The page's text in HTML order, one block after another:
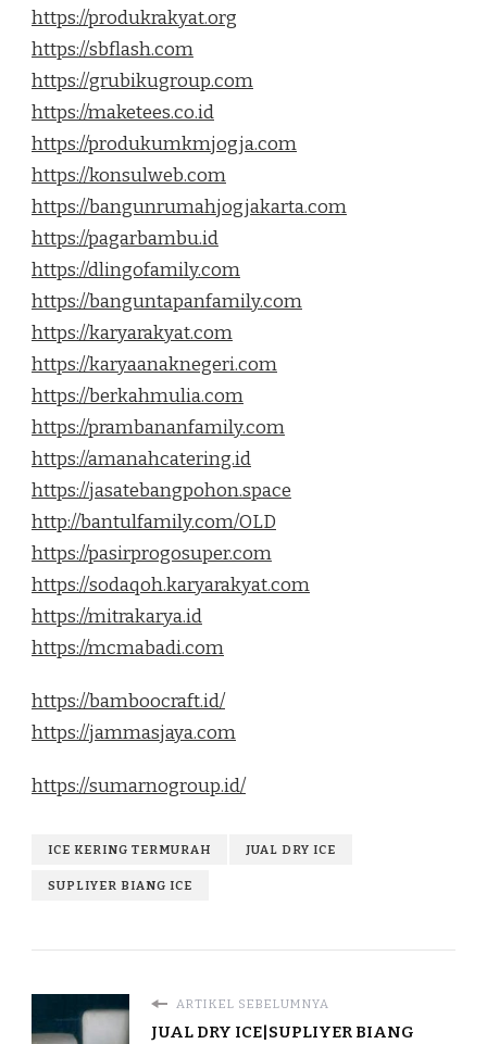
https://produkrakyat.org
https://sbflash.com
https://grubikugroup.com
https://maketees.co.id
https://produkumkmjogja.com
https://konsulweb.com
https://bangunrumahjogjakarta.com
https://pagarbambu.id
https://dlingofamily.com
https://banguntapanfamily.com
https://karyarakyat.com
https://karyaanaknegeri.com
https://berkahmulia.com
https://prambananfamily.com
https://amanahcatering.id
https://jasatebangpohon.space
http://bantulfamily.com/OLD
https://pasirprogosuper.com
https://sodaqoh.karyarakyat.com
https://mitrakarya.id
https://mcmabadi.com
https://bamboocraft.id/
https://jammasjaya.com
https://sumarnogroup.id/
ICE KERING TERMURAH JUAL DRY ICE
SUPLIYER BIANG ICE
ARTIKEL SEBELUMNYA
JUAL DRY ICE|SUPLIYER BIANG